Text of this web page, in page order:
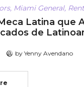
, Miami General,
Latina que
de
by Yenny Avendano